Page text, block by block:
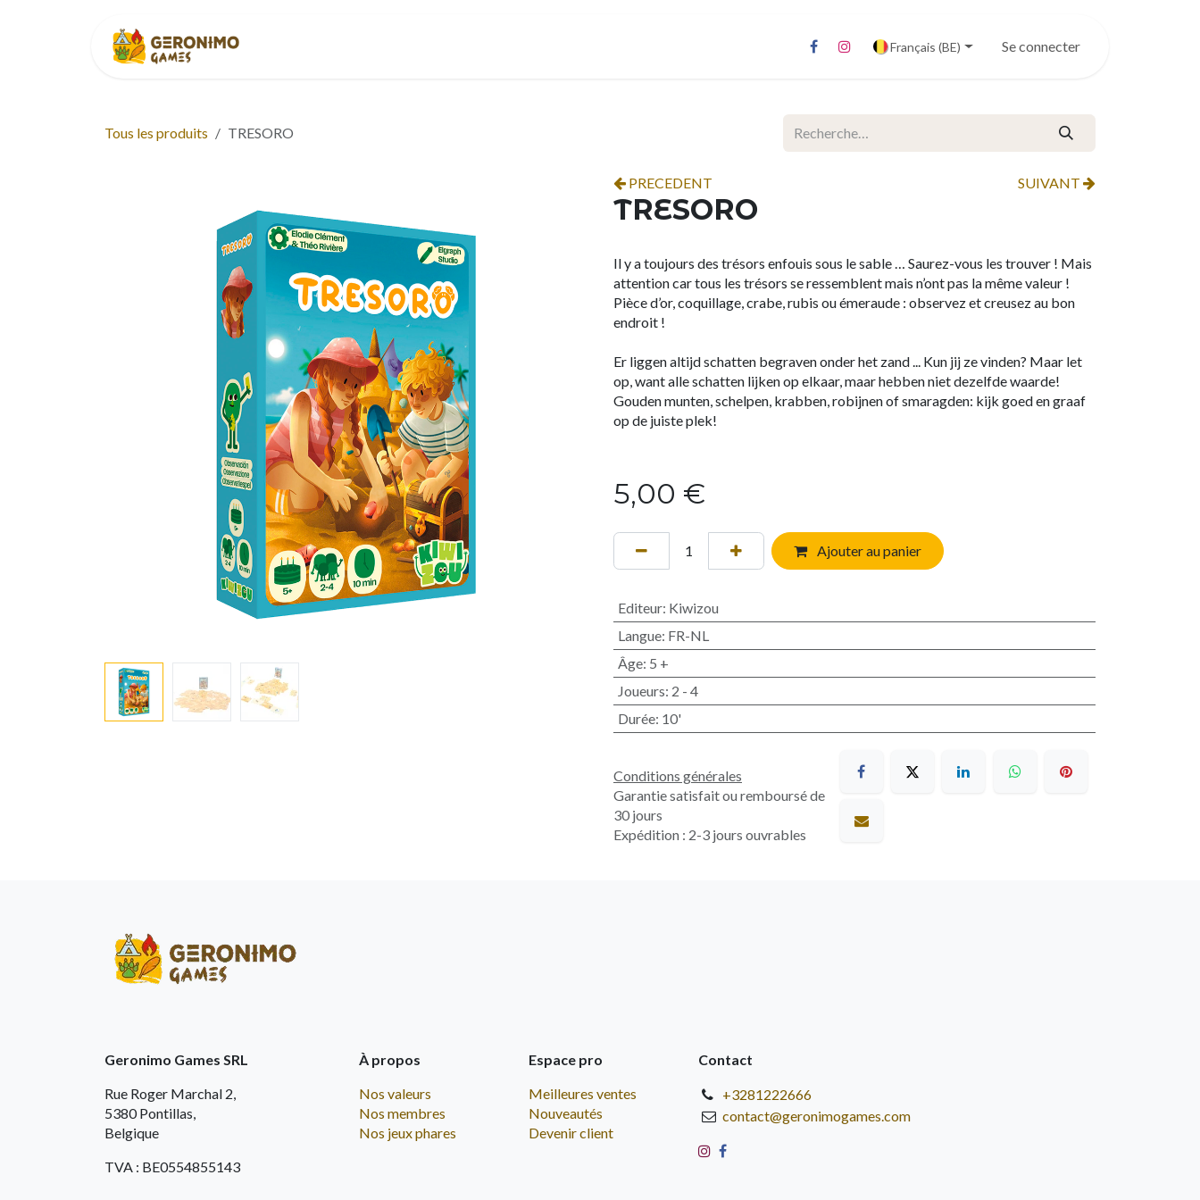
Français (BE) Se connecter
Tous les produits TRESORO
PRECEDENT SUIVANT
TRESORO
Il y a toujours des trésors enfouis sous le sable … Saurez-vous les trouver ! Mais
attention car tous les trésors se ressemblent mais n’ont pas la même valeur !
Pièce d’or, coquillage, crabe, rubis ou émeraude : observez et creusez au bon
endroit !
Er liggen altijd schatten begraven onder het zand ... Kun jij ze vinden? Maar let
op, want alle schatten lijken op elkaar, maar hebben niet dezelfde waarde!
Gouden munten, schelpen, krabben, robijnen of smaragden: kijk goed en graaf
op de juiste plek!
5,00 €
Ajouter au panier
Editeur: Kiwizou
Langue: FR-NL
Âge: 5 +
Joueurs: 2 - 4
Durée: 10'
Conditions générales
Garantie satisfait ou remboursé de
30 jours
Expédition : 2-3 jours ouvrables
Geronimo Games SRL
Rue Roger Marchal 2,
5380 Pontillas,
Belgique
TVA : BE0554855143
À propos
Nos valeurs
Nos membres
Nos jeux phares
Espace pro
Meilleures ventes
Nouveautés
Devenir client
Contact
+3281222666
contact@geronimogames.com